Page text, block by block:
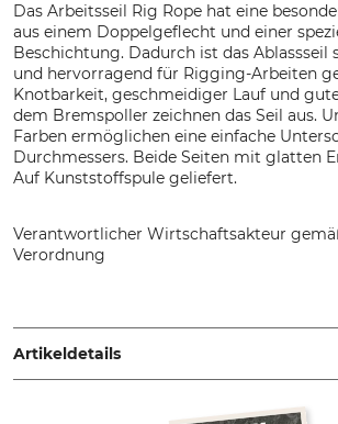
Das Arbeitsseil Rig Rope hat eine
aus einem Doppelgeflecht und einer
Beschichtung. Dadurch ist das Ablassseil
und hervorragend für Rigging-Arbeiten
Knotbarkeit, geschmeidiger Lauf und
dem Bremspoller zeichnen das Seil aus.
Farben ermöglichen eine einfache
Durchmessers. Beide Seiten mit glatten
Auf Kunststoffspule geliefert.
Verantwortlicher Wirtschaftsakteur
Verordnung
www.grube.de
Artikeldetails
Produkttyp